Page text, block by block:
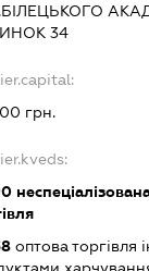
34
грн.
оптова торгівля